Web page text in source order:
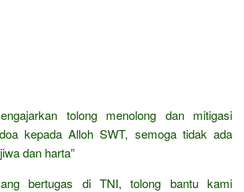
tolong menolong dan mitigasi
kepada Alloh SWT, semoga tidak ada
dan harta”
bertugas di TNI, tolong bantu kami